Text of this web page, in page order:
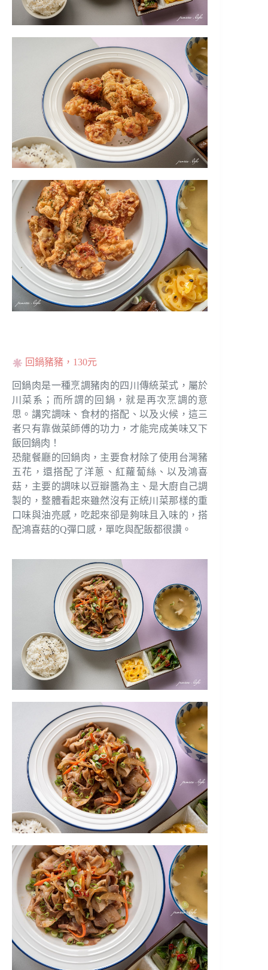
回鍋豬豬，130元
回鍋肉是一種烹調豬肉的四川傳統菜式，屬於
川菜系；而所謂的回鍋，就是再次烹調的意
思。講究調味、食材的搭配、以及火候，這三
者只有靠做菜師傅的功力，才能完成美味又下
飯回鍋肉！
恐龍餐廳的回鍋肉，主要食材除了使用台灣豬
五花，還搭配了洋蔥、紅蘿蔔絲、以及鴻喜
菇，主要的調味以豆瓣醬為主、是大廚自己調
製的，整體看起來雖然沒有正統川菜那樣的重
口味與油亮感，吃起來卻是夠味且入味的，搭
配鴻喜菇的Q彈口感，單吃與配飯都很讚。